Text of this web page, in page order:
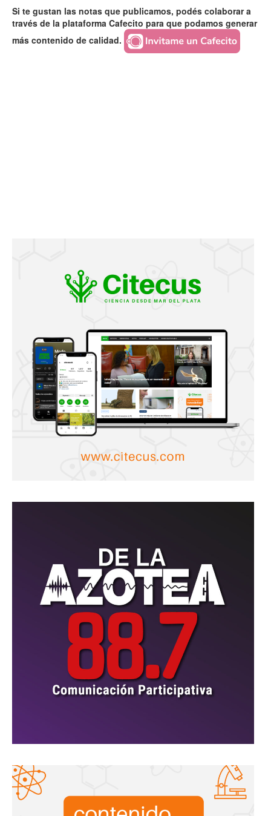
Si te gustan las notas que publicamos, podés colaborar a
través de la plataforma Cafecito para que podamos generar
más contenido de calidad.